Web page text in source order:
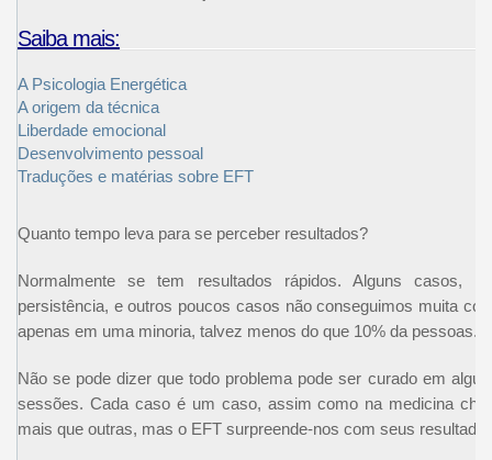
Saiba mais:
A Psicologia Energética
A origem da técnica
Liberdade emocional
Desenvolvimento pessoal
Traduções e matérias sobre EFT
Quanto tempo leva para se perceber resultados?
Normalmente se tem resultados rápidos. Alguns casos,
persistência, e outros poucos casos não conseguimos muita
apenas em uma minoria, talvez menos do que 10% da pessoas.
Não se pode dizer que todo problema pode ser curado em
sessões. Cada caso é um caso, assim como na medicina
mais que outras, mas o EFT surpreende-nos com seus